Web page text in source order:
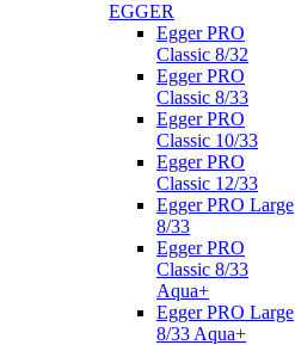
EGGER
Egger PRO
Classic 8/32
Egger PRO
Classic 8/33
Egger PRO
Classic 10/33
Egger PRO
Classic 12/33
Egger PRO Large
8/33
Egger PRO
Classic 8/33
Aqua+
Egger PRO Large
8/33 Aqua+